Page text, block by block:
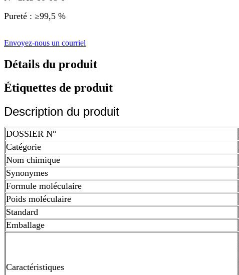
Pureté : ≥99,5 %
Envoyez-nous un courriel
Détails du produit
Étiquettes de produit
Description du produit
DOSSIER N°
Catégorie
Nom chimique
Synonymes
Formule moléculaire
Poids moléculaire
Standard
Emballage
Caractéristiques